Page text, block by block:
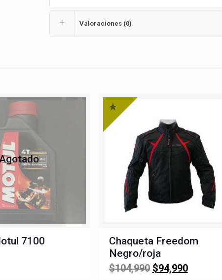
Valoraciones (0)
7100
Chaqueta Freedom
Negro/roja
$104,990 El
$94,990El